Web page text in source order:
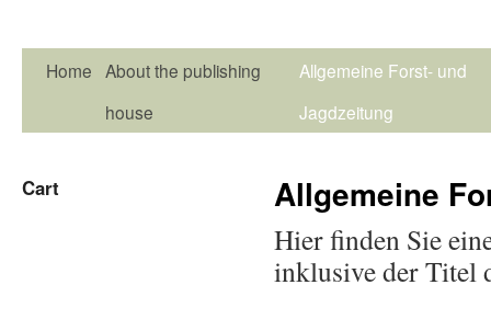
Home About the publishing
house
Allgemeine Forst- und
Jagdzeitung
Allgemeine
Hier finden Sie
inklusive der Titel
Cart